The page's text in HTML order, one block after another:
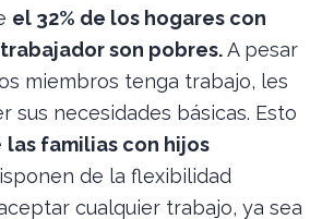
el 32% de los hogares con
son pobres.A pesar
miembros tenga trabajo, les
sus necesidades básicas. Esto
las familias con hijos
de la flexibilidad
cualquier trabajo, ya sea